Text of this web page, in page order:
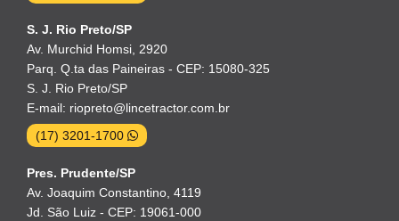
S. J. Rio Preto/SP
Av. Murchid Homsi, 2920
Parq. Q.ta das Paineiras - CEP: 15080-325
S. J. Rio Preto/SP
E-mail: riopreto@lincetractor.com.br
(17) 3201-1700
Pres. Prudente/SP
Av. Joaquim Constantino, 4119
Jd. São Luiz - CEP: 19061-000